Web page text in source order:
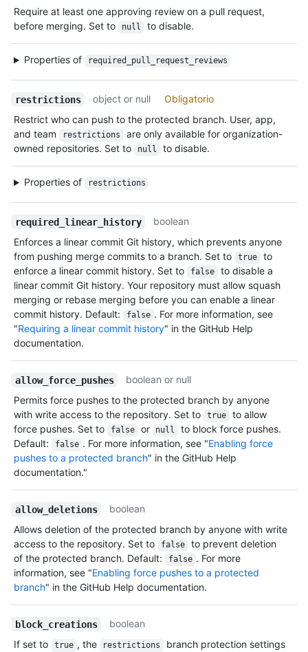
Require at least one approving review on a pull request,
before merging. Set to
null to disable.
Properties of required_pull_request_reviews
restrictions object or null
Obligatorio
Restrict who can push to the protected branch. User, app,
and team
restrictions
are only available for organization-
owned repositories. Set to
null to disable.
Properties of restrictions
required_linear_history
boolean
Enforces a linear commit Git history, which prevents anyone
from pushing merge commits to a branch. Set to
true
to
enforce a linear commit history. Set to
false
to disable a
linear commit Git history. Your repository must allow squash
merging or rebase merging before you can enable a linear
commit history. Default:
false . For more information, see
"Requiring a linear commit history" in the GitHub Help
documentation.
allow_force_pushes
boolean or null
Permits force pushes to the protected branch by anyone
with write access to the repository. Set to
true
to allow
force pushes. Set to
false or null
to block force pushes.
Default:
false . For more information, see "Enabling force
pushes to a protected branch" in the GitHub Help
documentation."
allow_deletions
boolean
Allows deletion of the protected branch by anyone with write
access to the repository. Set to
false
to prevent deletion
of the protected branch. Default:
false . For more
information, see "Enabling force pushes to a protected
branch" in the GitHub Help documentation.
block_creations
boolean
If set to
true , the restrictions
branch protection settings